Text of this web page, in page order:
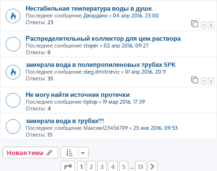
Нестабильная температура воды в душе.
Последнее сообщение Джордано « 04 апр 2016, 23:00
Ответы: 23 1 2
Распределительный коллектор для цем.раствора
Последнее сообщение stoper « 02 апр 2016, 09:27
Ответы: 8
замерзла вода в полипропиленовых трубах SPK
Последнее сообщение oleg.dmitrievic « 01 апр 2016, 20:11
Ответы: 35 1 2
Не могу найти источник протечки
Последнее сообщение tiptop « 19 мар 2016, 17:39
Ответы: 4
замерзла вода в трубах!!!!
Последнее сообщение Максим123456789 « 25 янв 2016, 09:53
Ответы: 15
Новая тема
Страница
из 13
1 2 3 4 5 … 13